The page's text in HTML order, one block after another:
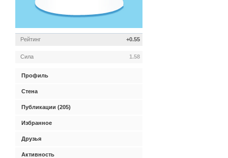
Рейтинг +0.55
Сила 1.58
Профиль
Стена
Публикации (205)
Избранное
Друзья
Активность